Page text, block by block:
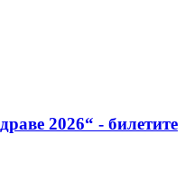
2026“ - билетите